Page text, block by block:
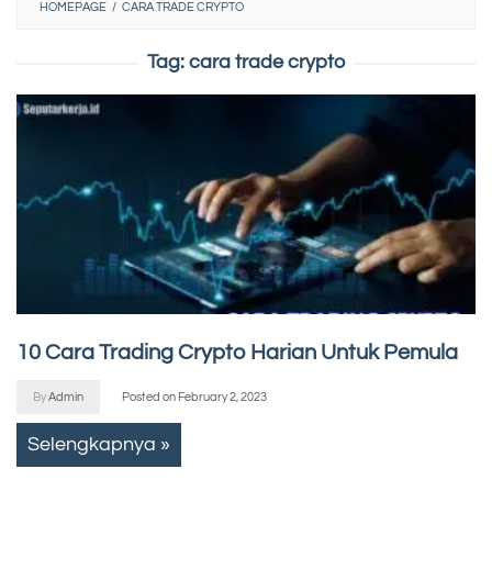
HOMEPAGE / CARA TRADE CRYPTO
Tag: cara trade crypto
10 Cara Trading Crypto Harian Untuk Pemula
ByAdmin Posted on February 2, 2023
Selengkapnya »